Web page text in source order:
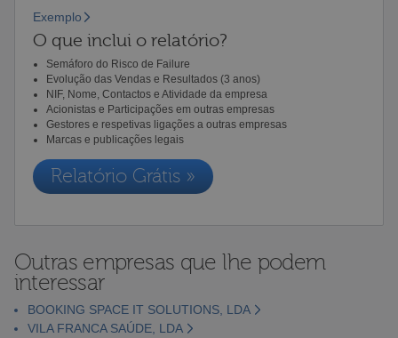
Exemplo
O que inclui o relatório?
Semáforo do Risco de Failure
Evolução das Vendas e Resultados (3 anos)
NIF, Nome, Contactos e Atividade da empresa
Acionistas e Participações em outras empresas
Gestores e respetivas ligações a outras empresas
Marcas e publicações legais
Relatório Grátis »
Outras empresas que lhe podem
interessar
BOOKING SPACE IT SOLUTIONS, LDA
VILA FRANCA SAÚDE, LDA